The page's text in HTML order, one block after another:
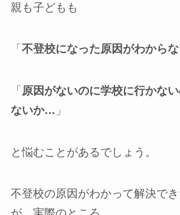
親も子どもも
「 不登校になった原因がわから
「 原因がないのに学校に行かな
ないか… 」
と悩むことがあるでしょう。
不登校の原因がわかって解決で